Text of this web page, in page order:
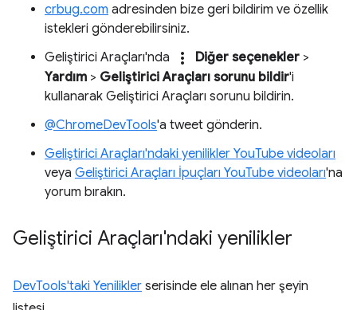
crbug.com adresinden bize geri bildirim ve özellik
istekleri gönderebilirsiniz.
Geliştirici Araçları'nda
more_vert Diğer seçenekler >
Yardım > Geliştirici Araçları sorunu bildir'i
kullanarak Geliştirici Araçları sorunu bildirin.
@ChromeDevTools'a tweet gönderin.
Geliştirici Araçları'ndaki yenilikler YouTube videoları
veya Geliştirici Araçları İpuçları YouTube videoları'na
yorum bırakın.
Geliştirici Araçları'ndaki yenilikler
DevTools'taki Yenilikler serisinde ele alınan her şeyin